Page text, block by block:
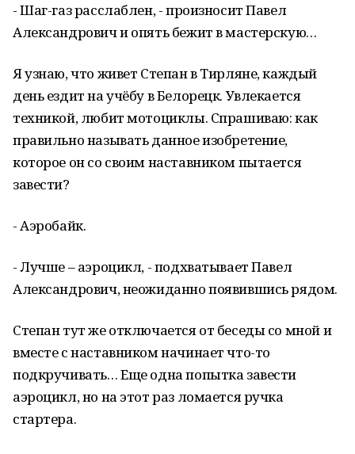
- Шаг-газ расслаблен, - произносит Павел
Александрович и опять бежит в мастерскую…
Я узнаю, что живет Степан в Тирляне, каждый
день ездит на учёбу в Белорецк. Увлекается
техникой, любит мотоциклы. Спрашиваю: как
правильно называть данное изобретение,
которое он со своим наставником пытается
завести?
- Аэробайк.
- Лучше – аэроцикл, - подхватывает Павел
Александрович, неожиданно появившись рядом.
Степан тут же отключается от беседы со мной и
вместе с наставником начинает что-то
подкручивать… Еще одна попытка завести
аэроцикл, но на этот раз ломается ручка
стартера.